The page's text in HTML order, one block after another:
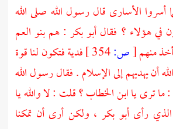
أسروا الأسارى قال رسول الله صلى الله
في هؤلاء ؟ فقالأبو بكر : هم بنو العم
منهم[ص:
فدية فتكون لنا قوة
أن يهديهم إلى الإسلام . فقال رسول الله
ما ترى ياابن الخطاب ؟قلت : لا والله يا
رأىأبو بكر ، ولكن أرى أن تمكنا